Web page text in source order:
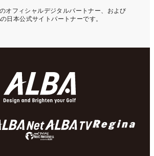
オフィシャルデジタルパートナー、および
の日本公式サイトパートナーです。